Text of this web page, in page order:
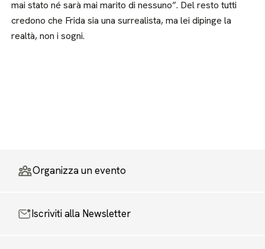
mai stato né sarà mai marito di nessuno”. Del resto tutti
credono che Frida sia una surrealista, ma lei dipinge la
realtà, non i sogni.
Organizza un evento
Iscriviti alla Newsletter